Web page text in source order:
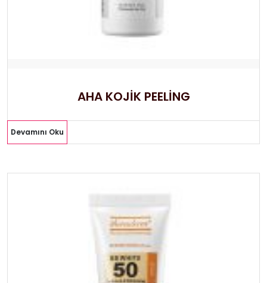
AHA KOJİK PEELİNG
Devamını Oku